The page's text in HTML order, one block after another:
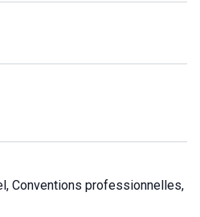
Conventions professionnelles,